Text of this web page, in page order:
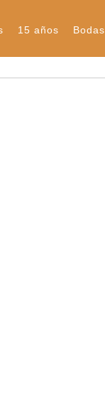
15 años Bodas